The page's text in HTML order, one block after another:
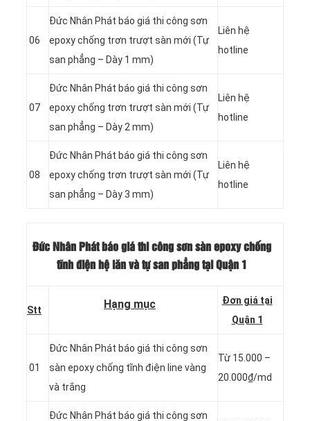
06
Đức Nhân Phát báo giá thi công sơn
epoxy chống trơn trượt sàn mới (Tự
san phẳng – Dày 1 mm)
Liên hệ
hotline
07
Đức Nhân Phát báo giá thi công sơn
epoxy chống trơn trượt sàn mới (Tự
san phẳng – Dày 2 mm)
Liên hệ
hotline
08
Đức Nhân Phát báo giá thi công sơn
epoxy chống trơn trượt sàn mới (Tự
san phẳng – Dày 3 mm)
Liên hệ
hotline
Đức Nhân Phát báo giá thi công sơn sàn epoxy chống
tĩnh điện hệ lăn và tự san phẳng tại Quận 1
Stt Hạng mục
Đơn giá tại
Quận 1
01
Đức Nhân Phát báo giá thi công sơn
sàn epoxy chống tĩnh điện line vàng
và trắng
Từ 15.000 –
20.000₫/md
Đức Nhân Phát báo giá thi công sơn